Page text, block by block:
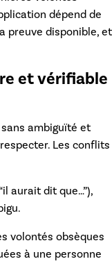
dépend de
preuve disponible, et
et vérifiable
ambiguïté et
Les conflits
aurait dit que…”),
volontés obsèques
à une personne